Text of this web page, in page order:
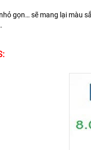
gọn… sẽ mang lại màu